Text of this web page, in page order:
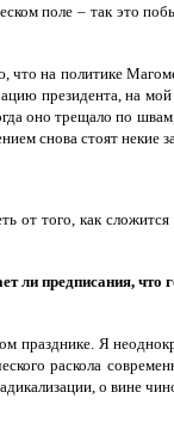
поле – так это
на политике
президента, на мой
оно трещало по
снова стоят некие
от того, как
ли предписания, что
празднике. Я
раскола
о вине